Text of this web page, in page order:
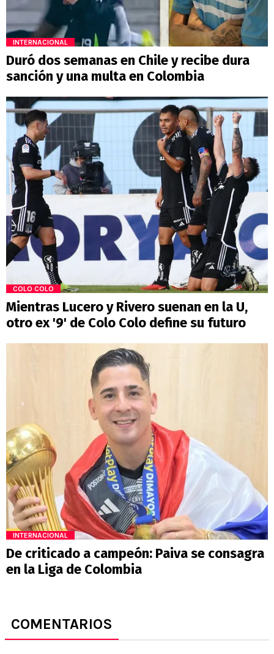
INTERNACIONAL
Duró dos semanas en Chile y recibe dura
sanción y una multa en Colombia
COLO COLO
Mientras Lucero y Rivero suenan en la U,
otro ex '9' de Colo Colo define su futuro
INTERNACIONAL
De criticado a campeón: Paiva se consagra
en la Liga de Colombia
COMENTARIOS